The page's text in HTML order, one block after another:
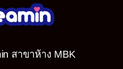
สาขาห้าง MBK